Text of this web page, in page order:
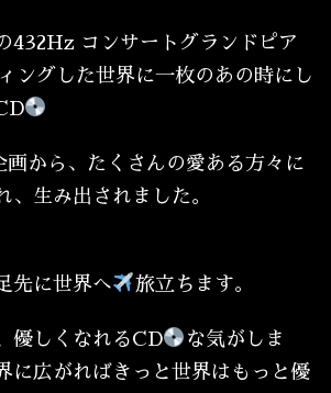
432Hz コンサートグランドピア
ングした世界に一枚のあの時にし
画から、たくさんの愛ある方々に
、生み出されました。
先に世界へ
旅立ちます。
優しくなれるCD
な気がしま
に広がればきっと世界はもっと優